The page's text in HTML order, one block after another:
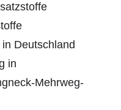
Deutschland
in
Mehrweg-